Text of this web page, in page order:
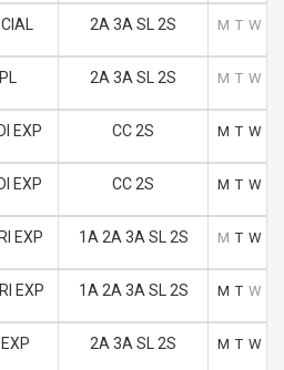
2A 3A SL 2S M T W
2A 3A SL 2S M T W
EXP CC 2S M T W
EXP CC 2S M T W
EXP 1A 2A 3A SL 2S M T W
EXP 1A 2A 3A SL 2S M T W
2A 3A SL 2S M T W